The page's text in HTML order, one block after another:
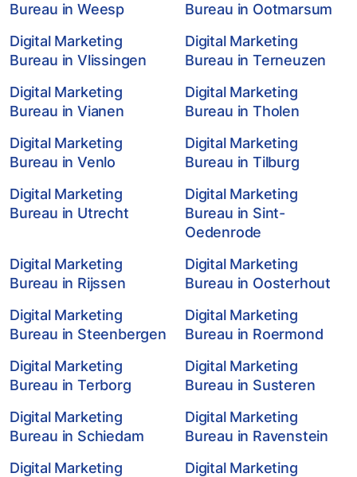
Bureau in Weesp
Bureau in Ootmarsum
Digital Marketing
Bureau in Vlissingen
Digital Marketing
Bureau in Terneuzen
Digital Marketing
Bureau in Vianen
Digital Marketing
Bureau in Tholen
Digital Marketing
Bureau in Venlo
Digital Marketing
Bureau in Tilburg
Digital Marketing
Bureau in Utrecht
Digital Marketing
Bureau in Sint-
Oedenrode
Digital Marketing
Bureau in Rijssen
Digital Marketing
Bureau in Oosterhout
Digital Marketing
Bureau in Steenbergen
Digital Marketing
Bureau in Roermond
Digital Marketing
Bureau in Terborg
Digital Marketing
Bureau in Susteren
Digital Marketing
Bureau in Schiedam
Digital Marketing
Bureau in Ravenstein
Digital Marketing
Digital Marketing